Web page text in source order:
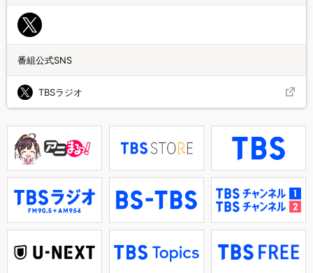
番組公式SNS
TBSラジオ